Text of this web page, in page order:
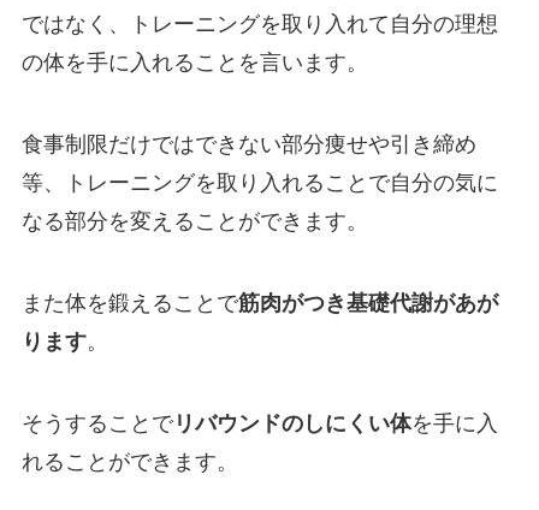
ではなく、トレーニングを取り入れて自分の理想
の体を手に入れることを言います。
食事制限だけではできない部分痩せや引き締め
等、トレーニングを取り入れることで自分の気に
なる部分を変えることができます。
また体を鍛えることで筋肉がつき基礎代謝があが
ります。
そうすることでリバウンドのしにくい体を手に入
れることができます。